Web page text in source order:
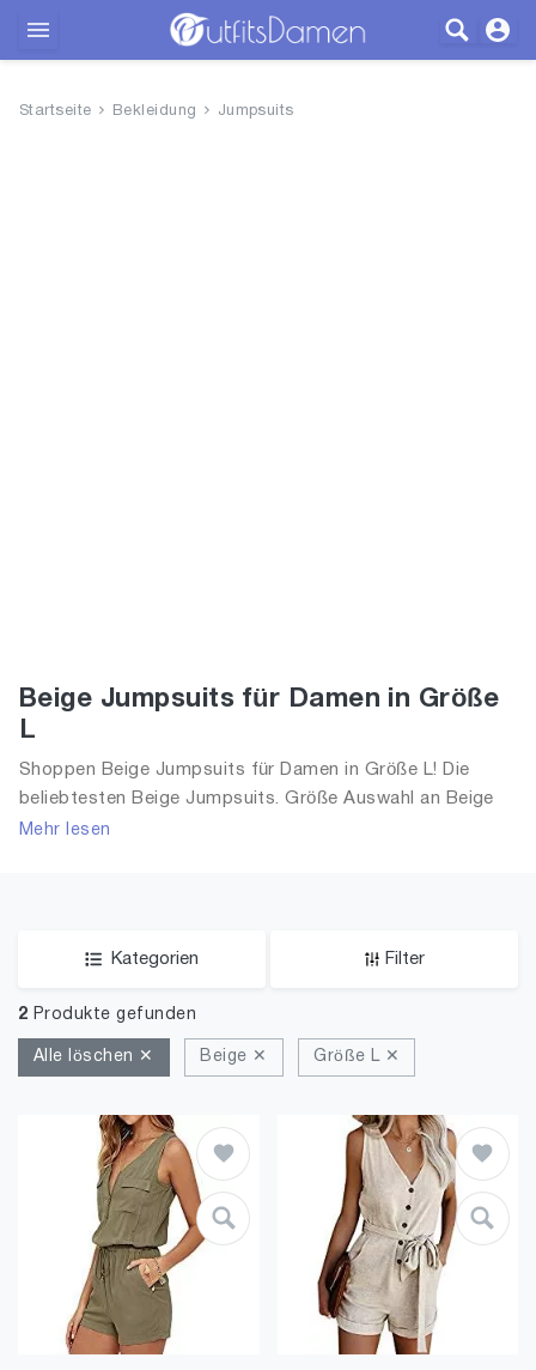
Startseite Bekleidung Jumpsuits
Beige Jumpsuits für Damen in Größe
L
Shoppen Beige Jumpsuits für Damen in Größe L! Die
beliebtesten Beige Jumpsuits. Größe Auswahl an Beige
Jumpsuits in Größe L und alle Trends aus 2026 für
Mehr lesen
Kategorien Filter
2 Produkte gefunden
Alle löschen ✕ Beige ✕ Größe L ✕